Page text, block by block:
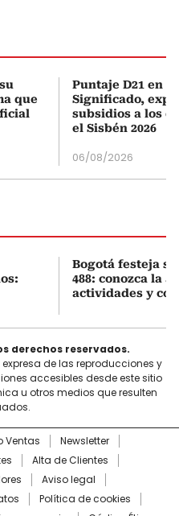
que
Puntaje D21 en
Significado,
subsidios a los
el Sisbén 2026
06/08/2026
Bogotá festeja
488: conozca la
actividades y
derechos reservados.
expresa de las reproducciones y
accesibles desde este sitio
u otros medios que resulten
Ventas
Newsletter
Alta de Clientes
Aviso legal
Política de cookies